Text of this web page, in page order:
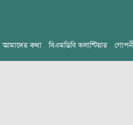
আমাদের কথা বিএমডিবি ভলান্টিয়ার